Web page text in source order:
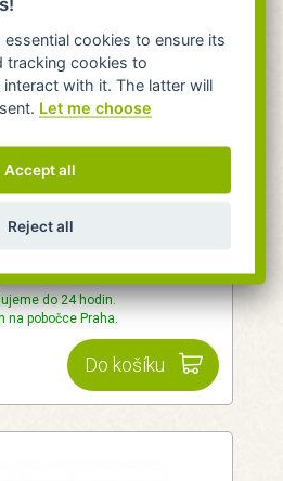
250ml z bioplastu -
Biodora
na doma i na cesty.
do 24 hodin.
na pobočce Praha.
Do košíku
cookies to ensure its
tracking cookies to
with it. The latter will
Let me choose
Accept all
Reject all